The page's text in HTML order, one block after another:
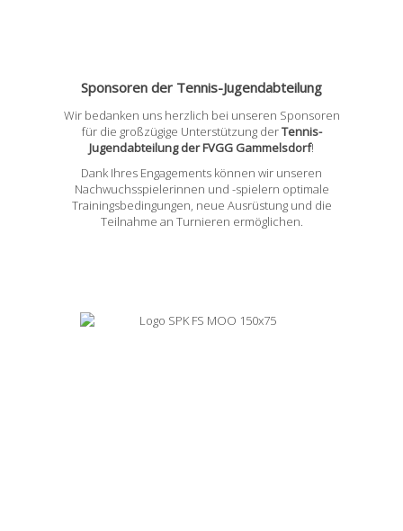
Sponsoren der Tennis-Jugendabteilung
Wir bedanken uns herzlich bei unseren Sponsoren
für die großzügige Unterstützung derTennis-
Jugendabteilung der FVGG Gammelsdorf!
Dank Ihres Engagements können wir unseren
Nachwuchsspielerinnen und -spielern optimale
Trainingsbedingungen, neue Ausrüstung und die
Teilnahme an Turnieren ermöglichen.